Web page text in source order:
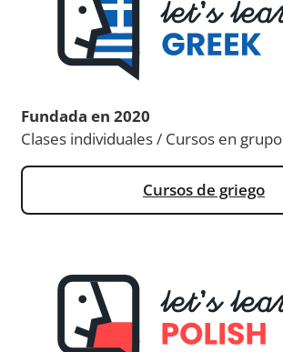
Fundada en 2020
Clases individuales / Cursos en grupo
Cursos de griego